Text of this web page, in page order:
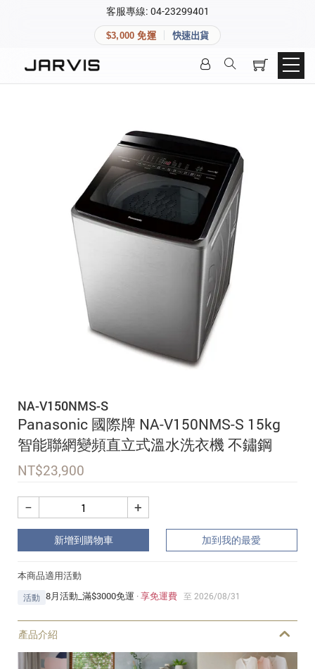
客服專線: 04-23299401
$3,000 免運 快速出貨
NA-V150NMS-S
Panasonic 國際牌 NA-V150NMS-S 15kg
智能聯網變頻直立式溫水洗衣機 不鏽鋼
NT$23,900
+
−
新增到購物車 加到我的最愛
本商品適用活動
活動 8月活動_滿$3000免運 ·享免運費 至 2026/08/31
產品介紹
快速連結
Matter 智慧家庭
登入後可查看訂單、會員資料與收藏清單。
登入會員
建立新帳號
加入 JARVIS VIP